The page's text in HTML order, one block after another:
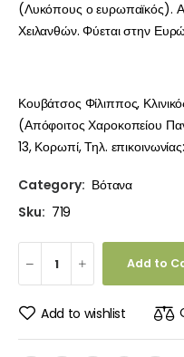
(Λυκόπους ο ευρωπαϊκός).
Χειλανθών. Φύεται στην
Κουβάτσος Φίλιππος,
(Απόφοιτος Χαροκοπείου
13, Κορωπί, Τηλ.
Category: Βότανα
Sku: 719
Add to
Add to wishlist